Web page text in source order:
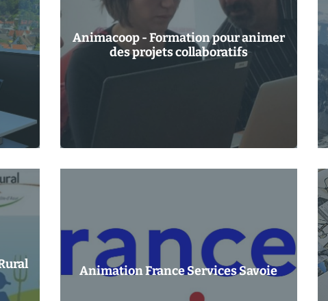
Animacoop - Formation pour animer
des projets collaboratifs
Animation France Services Savoie